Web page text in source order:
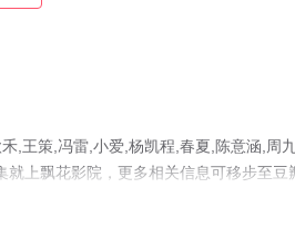
,王策,冯雷,小爱,杨凯程,春夏,陈意涵,周
上飘花影院，更多相关信息可移步至豆